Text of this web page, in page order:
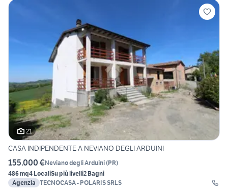
21
CASA INDIPENDENTE A NEVIANO DEGLI ARDUINI
155.000 €Neviano degli Arduini(PR)
486 mq4 LocaliSu più livelli2 Bagni
Agenzia TECNOCASA - POLARIS SRLS